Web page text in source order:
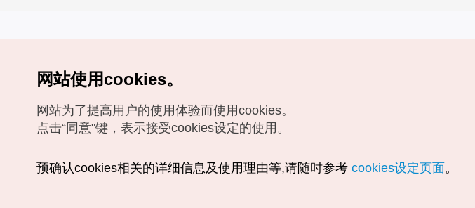
数字图书 / 电子书
如有相关疑问或建议，欢迎来信。VISITKOREA官方邮箱
chnsim@knto.or.kr
网站使用cookies。
网站为了提高用户的使用体验而使用cookies。
点击“同意"键，表示接受cookies设定的使用。
预确认cookies相关的详细信息及使用理由等,请随时参考 cookies设定页面。